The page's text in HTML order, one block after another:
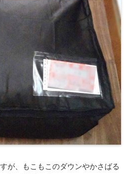
が、もこもこのダウンやかさばる